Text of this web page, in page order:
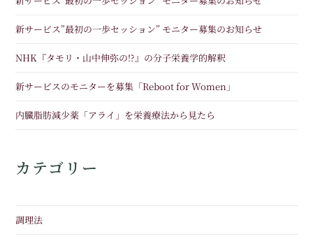
新サービス”最初の一歩セッション” モニター募集のお知らせ
NHK『タモリ・山中伸弥の!?』の分子栄養学的解釈
新サービスのモニターを募集「Reboot for Women」
内臓脂肪減少薬「アライ」を栄養療法から見たら
カテゴリー
調理法